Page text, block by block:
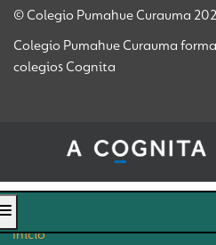
© Colegio Pumahue Curauma
Colegio Pumahue Curauma
colegios Cognita
Inicio